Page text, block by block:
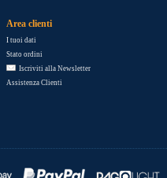
Area clienti
I tuoi dati
Stato ordini
Iscriviti alla Newsletter
Assistenza Clienti